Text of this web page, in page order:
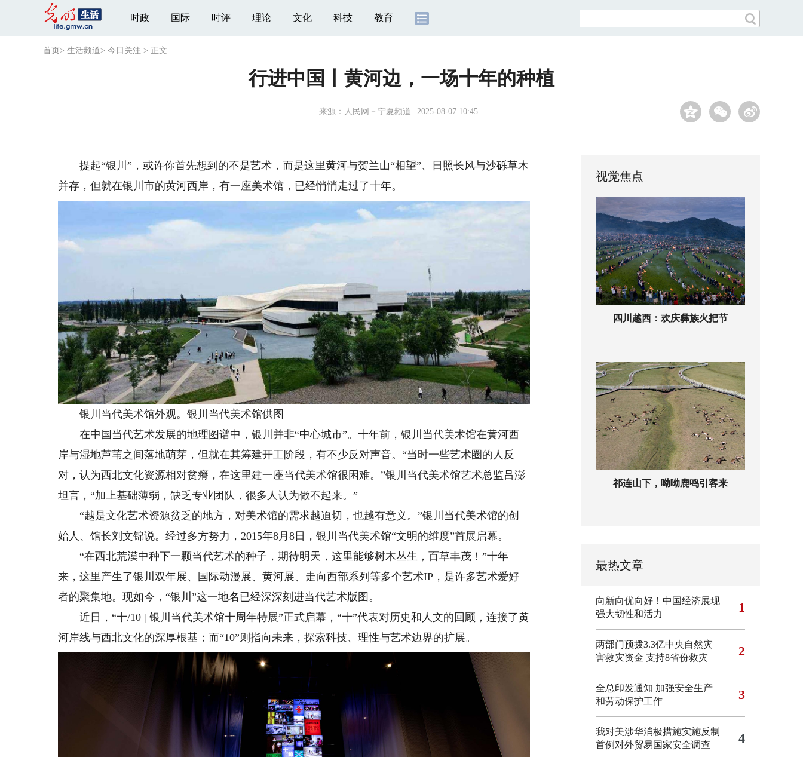
时政 国际 时评 理论 文化 科技 教育
首页 > 生活频道> 今日关注 > 正文
行进中国丨黄河边，一场十年的种植
来源： 人民网－宁夏频道 2025-08-07 10:45
提起“银川”，或许你首先想到的不是艺术，而是这里黄河与贺兰山“相望”、日照长风与沙砾草木
并存，但就在银川市的黄河西岸，有一座美术馆，已经悄悄走过了十年。
银川当代美术馆外观。银川当代美术馆供图
在中国当代艺术发展的地理图谱中，银川并非“中心城市”。十年前，银川当代美术馆在黄河西
岸与湿地芦苇之间落地萌芽，但就在其筹建开工阶段，有不少反对声音。“当时一些艺术圈的人反
对，认为西北文化资源相对贫瘠，在这里建一座当代美术馆很困难。”银川当代美术馆艺术总监吕澎
坦言，“加上基础薄弱，缺乏专业团队，很多人认为做不起来。”
“越是文化艺术资源贫乏的地方，对美术馆的需求越迫切，也越有意义。”银川当代美术馆的创
始人、馆长刘文锦说。经过多方努力，2015年8月8日，银川当代美术馆“文明的维度”首展启幕。
“在西北荒漠中种下一颗当代艺术的种子，期待明天，这里能够树木丛生，百草丰茂！”十年
来，这里产生了银川双年展、国际动漫展、黄河展、走向西部系列等多个艺术IP，是许多艺术爱好
者的聚集地。现如今，“银川”这一地名已经深深刻进当代艺术版图。
近日，“十/10 | 银川当代美术馆十周年特展”正式启幕，“十”代表对历史和人文的回顾，连接了黄
河岸线与西北文化的深厚根基；而“10”则指向未来，探索科技、理性与艺术边界的扩展。
视觉焦点
四川越西：欢庆彝族火把节
祁连山下，呦呦鹿鸣引客来
最热文章
向新向优向好！中国经济展现
强大韧性和活力
1
两部门预拨3.3亿中央自然灾
害救灾资金 支持8省份救灾
2
全总印发通知 加强安全生产
和劳动保护工作
3
我对美涉华消极措施实施反制
首例对外贸易国家安全调查
4